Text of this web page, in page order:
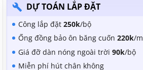
DỰ TOÁN LẮP ĐẶT
Công lắp đặt 250k/bộ
Ống đồng bảo ôn băng cuốn 220k/m
Giá đỡ dàn nóng ngoài trời 90k/bộ
Miễn phí hút chân không